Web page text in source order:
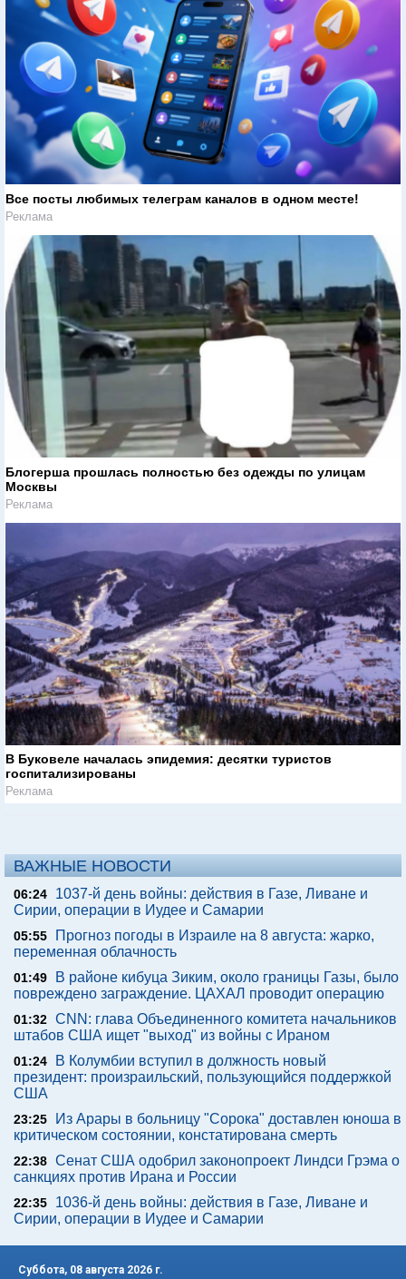
Все посты любимых телеграм каналов в одном месте!
Реклама
Блогерша прошлась полностью без одежды по улицам
Москвы
Реклама
В Буковеле началась эпидемия: десятки туристов
госпитализированы
Реклама
ВАЖНЫЕ НОВОСТИ
06:24
1037-й день войны: действия в Газе, Ливане и
Сирии, операции в Иудее и Самарии
05:55
Прогноз погоды в Израиле на 8 августа: жарко,
переменная облачность
01:49
В районе кибуца Зиким, около границы Газы, было
повреждено заграждение. ЦАХАЛ проводит операцию
01:32 CNN: глава Объединенного комитета начальников
штабов США ищет "выход" из войны с Ираном
01:24
В Колумбии вступил в должность новый
президент: произраильский, пользующийся поддержкой
США
23:25
Из Арары в больницу "Сорока" доставлен юноша в
критическом состоянии, констатирована смерть
22:38 Сенат США одобрил законопроект Линдси Грэма о
санкциях против Ирана и России
22:35
1036-й день войны: действия в Газе, Ливане и
Сирии, операции в Иудее и Самарии
Суббота, 08 августа 2026 г.